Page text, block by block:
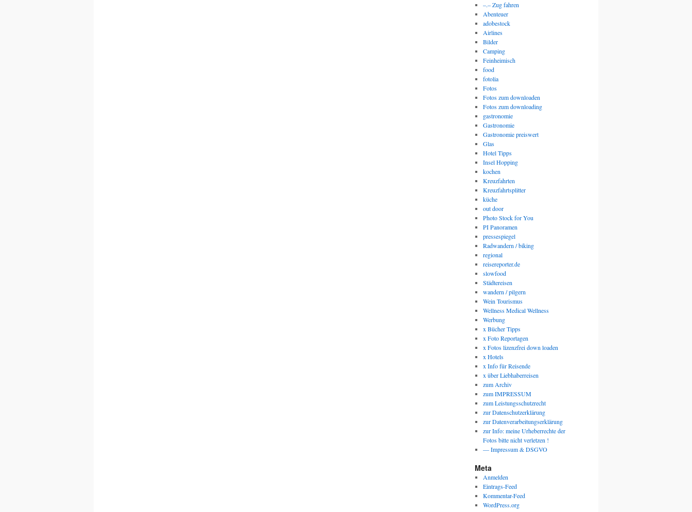
–.– Zug fahren
Abenteuer
adobestock
Airlines
Bilder
Camping
Feinheimisch
food
fotolia
Fotos
Fotos zum downloaden
Fotos zum downloading
gastronomie
Gastronomie
Gastronomie preiswert
Glas
Hotel Tipps
Insel Hopping
kochen
Kreuzfahrten
Kreuzfahrtsplitter
küche
out door
Photo Stock for You
PI Panoramen
pressespiegel
Radwandern / biking
regional
reisereporter.de
slowfood
Städtereisen
wandern / pilgern
Wein Tourismus
Wellness Medical Wellness
Werbung
x Bücher Tipps
x Foto Reportagen
x Fotos lizenzfrei down loaden
x Hotels
x Info für Reisende
x über Liebhaberreisen
zum Archiv
zum IMPRESSUM
zum Leistungsschutzrecht
zur Datenschutzerklärung
zur Datenverarbeitungserklärung
zur Info: meine Urheberrechte der
Fotos bitte nicht verletzen !
— Impressum & DSGVO
Meta
Anmelden
Eintrags-Feed
Kommentar-Feed
WordPress.org